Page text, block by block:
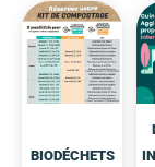
BIODÉCHETS